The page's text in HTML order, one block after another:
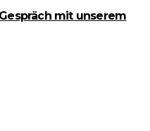
mit unserem